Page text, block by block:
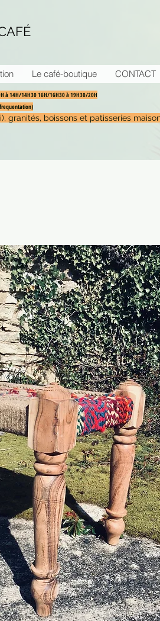
Le café-boutique CONTACT
9H à 14H/14H30 16H/16H30 à 19H30/20H
granités, boissons et patisseries